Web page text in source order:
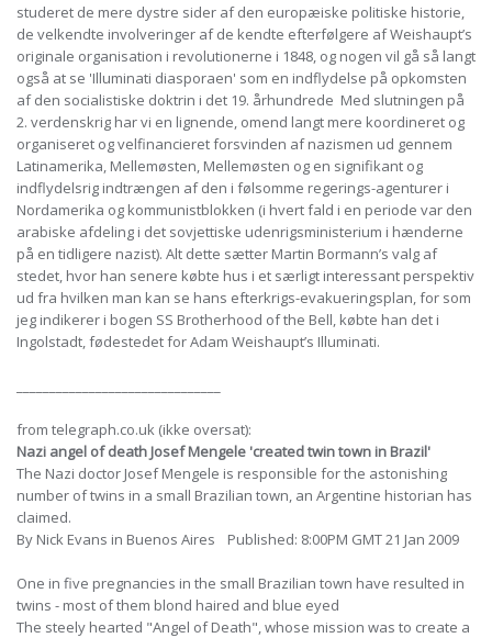
studeret de mere dystre sider af den europæiske politiske historie,
de velkendte involveringer af de kendte efterfølgere af Weishaupt’s
originale organisation i revolutionerne i 1848, og nogen vil gå så langt
også at se 'Illuminati diasporaen' som en indflydelse på opkomsten
af den socialistiske doktrin i det 19. århundrede Med slutningen på
2. verdenskrig har vi en lignende, omend langt mere koordineret og
organiseret og velfinancieret forsvinden af nazismen ud gennem
Latinamerika, Mellemøsten, Mellemøsten og en signifikant og
indflydelsrig indtrængen af den i følsomme regerings-agenturer i
Nordamerika og kommunistblokken (i hvert fald i en periode var den
arabiske afdeling i det sovjettiske udenrigsministerium i hænderne
på en tidligere nazist). Alt dette sætter Martin Bormann’s valg af
stedet, hvor han senere købte hus i et særligt interessant perspektiv
ud fra hvilken man kan se hans efterkrigs-evakueringsplan, for som
jeg indikerer i bogen SS Brotherhood of the Bell, købte han det i
Ingolstadt, fødestedet for Adam Weishaupt’s Illuminati.
from telegraph.co.uk (ikke oversat):
Nazi angel of death Josef Mengele 'created twin town in Brazil'
The Nazi doctor Josef Mengele is responsible for the astonishing
number of twins in a small Brazilian town, an Argentine historian has
claimed.
By Nick Evans in Buenos Aires Published: 8:00PM GMT 21 Jan 2009
One in five pregnancies in the small Brazilian town have resulted in
twins - most of them blond haired and blue eyed
The steely hearted "Angel of Death", whose mission was to create a